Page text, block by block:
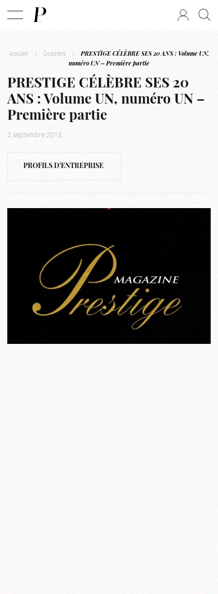
Accueil | Dossiers |
PRESTIGE CÉLÈBRE SES 20 ANS : Volume UN,
numéro UN – Première partie
PRESTIGE CÉLÈBRE SES 20
ANS : Volume UN, numéro UN –
Première partie
2 septembre 2015
PROFILS D'ENTREPRISE